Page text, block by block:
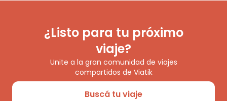
¿Listo para tu próximo
viaje?
Unite a la gran comunidad de viajes
compartidos de Viatik
Buscá tu viaje